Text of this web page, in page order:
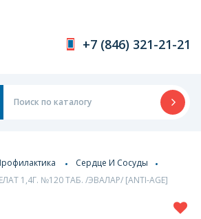
+7 (846) 321-21-21
Сердце И Сосуды
1,4Г. №120 ТАБ. /ЭВАЛАР/ [ANTI-AGE]